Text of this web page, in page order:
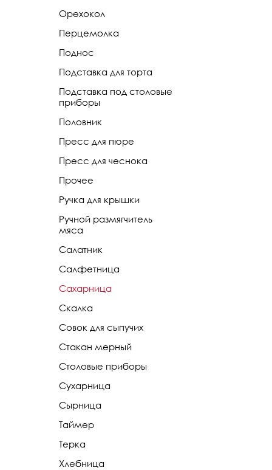
Орехокол
Перцемолка
Поднос
Подставка для торта
Подставка под столовые
приборы
Половник
Пресс для пюре
Пресс для чеснока
Прочее
Ручка для крышки
Ручной размягчитель
мяса
Салатник
Салфетница
Сахарница
Скалка
Совок для сыпучих
Стакан мерный
Столовые приборы
Сухарница
Сырница
Таймер
Терка
Хлебница